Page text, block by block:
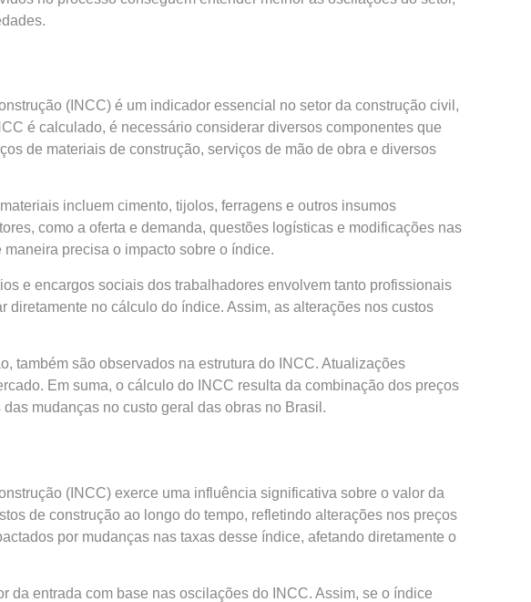
(INCC) é um indicador essencial no setor da construção civil,
é calculado, é necessário considerar diversos componentes que
de materiais de construção, serviços de mão de obra e diversos
incluem cimento, tijolos, ferragens e outros insumos
como a oferta e demanda, questões logísticas e modificações nas
precisa o impacto sobre o índice.
e encargos sociais dos trabalhadores envolvem tanto profissionais
no cálculo do índice. Assim, as alterações nos custos
também são observados na estrutura do INCC. Atualizações
Em suma, o cálculo do INCC resulta da combinação dos preços
mudanças no custo geral das obras no Brasil.
(INCC) exerce uma influência significativa sobre o valor da
de construção ao longo do tempo, refletindo alterações nos preços
por mudanças nas taxas desse índice, afetando diretamente o
da entrada com base nas oscilações do INCC. Assim, se o índice